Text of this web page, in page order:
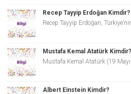
Recep Tayyip Erdoğan Kimdir?
Recep Tayyip Erdoğan,
Mustafa Kemal Atatürk Kimdir?
Mustafa Kemal Atatürk (19
Albert Einstein Kimdir?